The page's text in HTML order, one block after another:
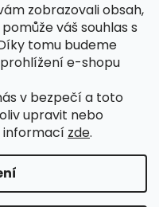
zobrazovali obsah,
váš souhlas s
tomu budeme
e-shopu
v bezpečí a toto
upravit nebo
informací zde.
údajů